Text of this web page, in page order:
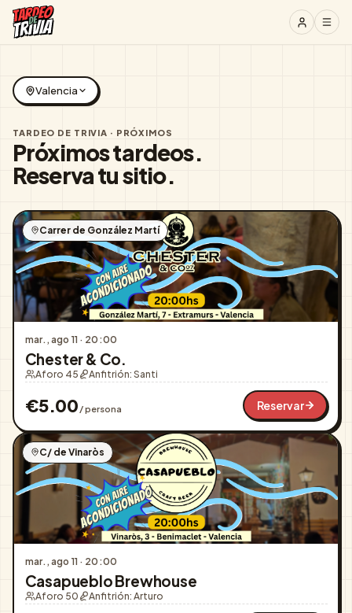
Valencia
TARDEO DE TRIVIA · PRÓXIMOS
Próximos tardeos.
Reserva tu sitio.
Carrer de González Martí
mar., ago 11 · 20:00
Chester & Co.
Aforo 45 Anfitrión: Santi
€5.00 / persona Reservar
C/ de Vinaròs
mar., ago 11 · 20:00
Casapueblo Brewhouse
Aforo 50 Anfitrión: Arturo